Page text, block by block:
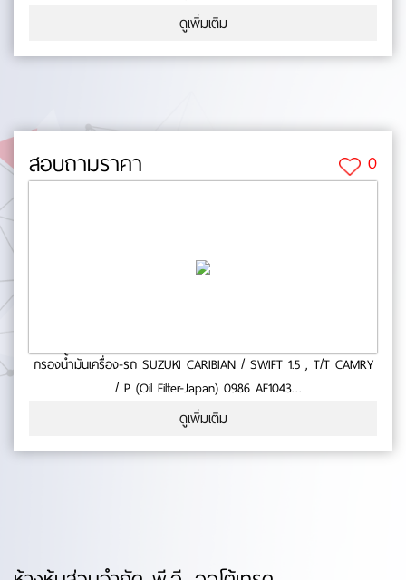
คุณภาพ- มาตารฐาน BOSCH No.0-55-76
ดูเพิ่มเติม
สอบถามราคา 0
กรองน้ำมันเครื่อง-รถ SUZUKI CARIBIAN / SWIFT 1.5 , T/T CAMRY
/ P (Oil Filter-Japan) 0986 AF1043
สินค้าคุณภาพ- มาตารฐาน BOSCH No.0-55-75
ดูเพิ่มเติม